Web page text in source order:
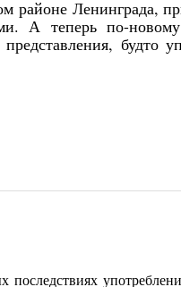
Ленинграда,
А теперь по-
будто
последствиях